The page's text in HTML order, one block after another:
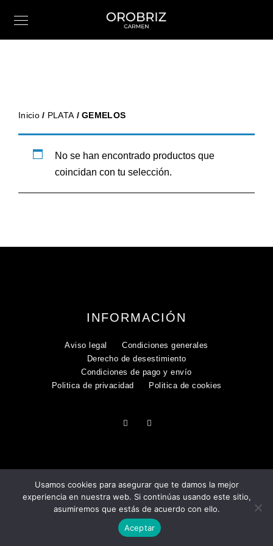
Inicio/ PLATA / GEMELOS
No se han encontrado productos que
coincidan con tu selección.
INFORMACIÓN
Aviso legal
Condiciones generales
Derecho de desestimiento
Condiciones de pago y envío
Politica de privacidad
Politica de cookies
COPYRIGHT 2025
Usamos cookies para asegurar que te damos la mejor
experiencia en nuestra web. Si continúas usando este sitio,
asumiremos que estás de acuerdo con ello.
Aceptar